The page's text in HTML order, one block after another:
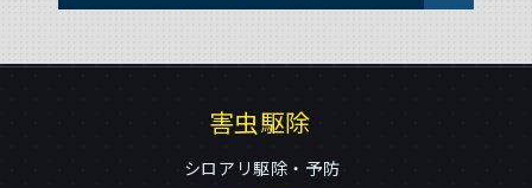
害虫駆除
シロアリ駆除・予防